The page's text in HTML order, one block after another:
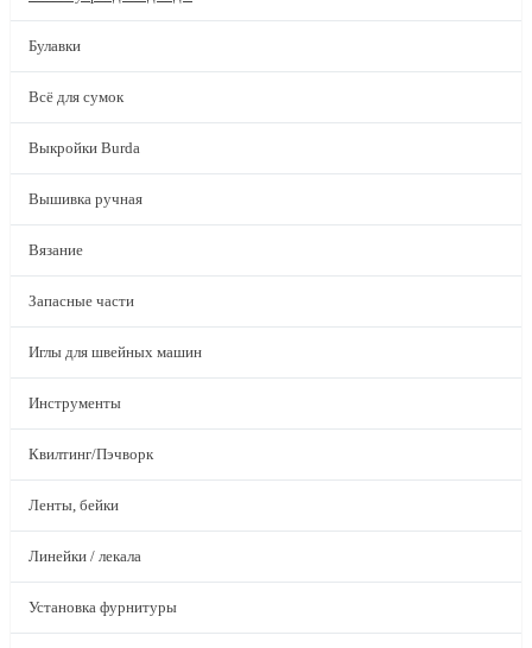
Булавки
Всё для сумок
Выкройки Burda
Вышивка ручная
Вязание
Запасные части
Иглы для швейных машин
Инструменты
Квилтинг/Пэчворк
Ленты, бейки
Линейки / лекала
Установка фурнитуры